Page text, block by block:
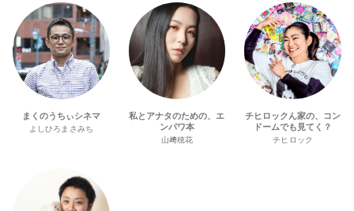
まくのうちぃシネマ
よしひろまさみち
私とアナタのための、エ
ンパワ本
山﨑穂花
チヒロックん家の、コン
ドームでも見てく？
チヒロック